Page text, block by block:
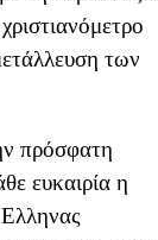
των
πρόσφατη
ευκαιρία η
Ελληνας